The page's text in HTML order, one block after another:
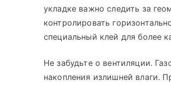
укладке важно следить за
контролировать
специальный клей для более
Не забудьте о вентиляции.
накопления излишней влаги.